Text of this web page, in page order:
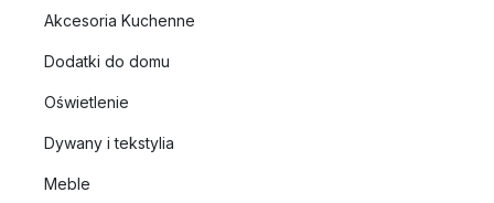
Akcesoria Kuchenne
Dodatki do domu
Oświetlenie
Dywany i tekstylia
Meble